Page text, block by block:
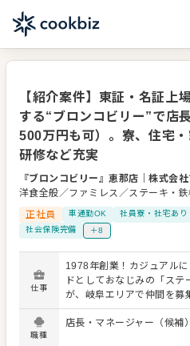
【紹介案件】東証・名証上
する“ブロンコビリー”で店
500万円も可）。寮、住宅
研修など充実
『ブロンコビリー』恵那店 ｜株式会
洋食全般／ファミレス／ステーキ・
正社員
車通勤OK 社員寮・社宅あり
社会保険完備
＋8
仕事
1978年創業！カジュアル
ドとしておなじみの「ステ
が、岐阜エリアで仲間を募
ロンコビリーは、東証・名
っくりキャリアを積みたい
職種
店長・マネージャー（候補）